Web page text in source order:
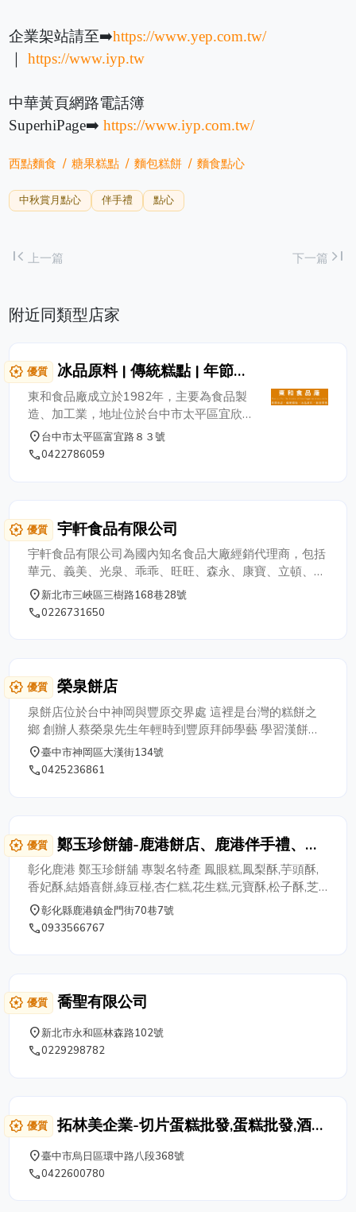
企業架站請至➡️https://www.yep.com.tw/
｜https://www.iyp.tw
中華黃頁網路電話簿
SuperhiPage➡️https://www.iyp.com.tw/
西點麵食 糖果糕點 麵包糕餅 麵食點心
中秋賞月點心 伴手禮 點心
first_page上一篇 下一篇 last_page
附近同類型店家
award_star 優質
冰品原料 | 傳統糕點 | 年節食
品-東和食品廠
東和食品廠成立於1982年，主要為食品製
造、加工業，地址位於台中市太平區宜欣里
富宜路83號，公司負責人為 謝青錠先生，
統一編號為 77764692。 專業製造-冰品原
place台中市太平區富宜路８３號
phone0422786059
award_star 優質 宇軒食品有限公司
宇軒食品有限公司為國內知名食品大廠經銷代理商，包括
華元、義美、光泉、乖乖、旺旺、森永、康寶、立頓、喆
喆品味、新光調理、立豐嘎嘎叫..等自創金太子系列雪耳
飲、新竹炊粉、刀削麵、關廟麵、金太子鹽水意麵、辣椒
place新北市三峽區三樹路168巷28號
phone0226731650
award_star 優質 榮泉餅店
泉餅店位於台中神岡與豐原交界處 這裡是台灣的糕餅之
鄉 創辦人蔡榮泉先生年輕時到豐原拜師學藝 學習漢餅製
作 於西元1979年(民國68年)創立「榮泉餅店」 舊址在台
中市神岡區豐社路118號 西元2012年(民國101年)遷至現
place臺中市神岡區大漢街134號
phone0425236861
award_star 優質
鄭玉珍餅舖-鹿港餅店、鹿港伴手禮、中
秋禮盒、結婚喜餅
彰化鹿港 鄭玉珍餅舖 專製名特產 鳳眼糕,鳳梨酥,芋頭酥,
香妃酥,結婚喜餅,綠豆椪,杏仁糕,花生糕,元寶酥,松子酥,芝
麻花生糖,龜苓膏 等各式糕點美食，可宅配送貨。 鄭玉珍
創始於清光緒十三年（西元１８８７年） 光緒年間，鄭
意興隆，遂奠定後來鄭玉珍名號，數年後...當時日據時
代，日本政府實施市區放正，拆除不見天街時，連鄭玉珍
餅舖的舖子也被拆成半空，在日本政府的施壓下，不得已
讓出剩餘產權，搬遷至原先的店址在中山路（不見天老
玉珍祖傳的手藝，糕餅在日據時代榮獲一等賞金牌生意興
旺，造成轟動，店舖陳設滿目的獎狀，顯出這段光榮的往
事。
place彰化縣鹿港鎮金門街70巷7號
phone0933566767
award_star 優質 喬聖有限公司
place新北市永和區林森路102號
phone0229298782
award_star 優質
拓林美企業-切片蛋糕批發,蛋糕批發,酒會
甜點,外燴點心,太古可口可樂飲料經銷商,
杜老爺冰淇淋冰品飲料經銷商,霜淇淋機
place臺中市烏日區環中路八段368號
phone0422600780